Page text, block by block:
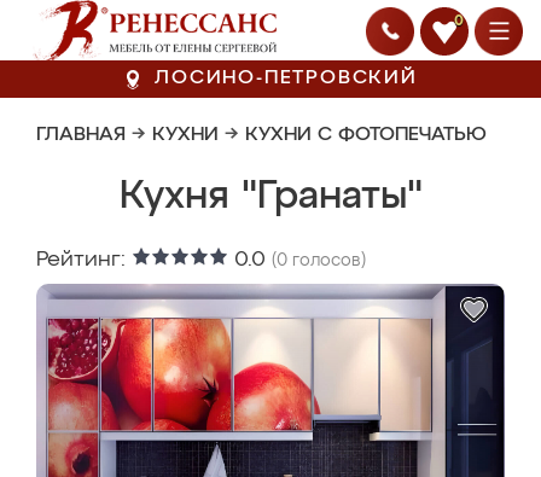
0
ЛОСИНО-ПЕТРОВСКИЙ
ГЛАВНАЯ → КУХНИ → КУХНИ С ФОТОПЕЧАТЬЮ
Кухня "Гранаты"
Рейтинг: 0.0 (0 голосов)